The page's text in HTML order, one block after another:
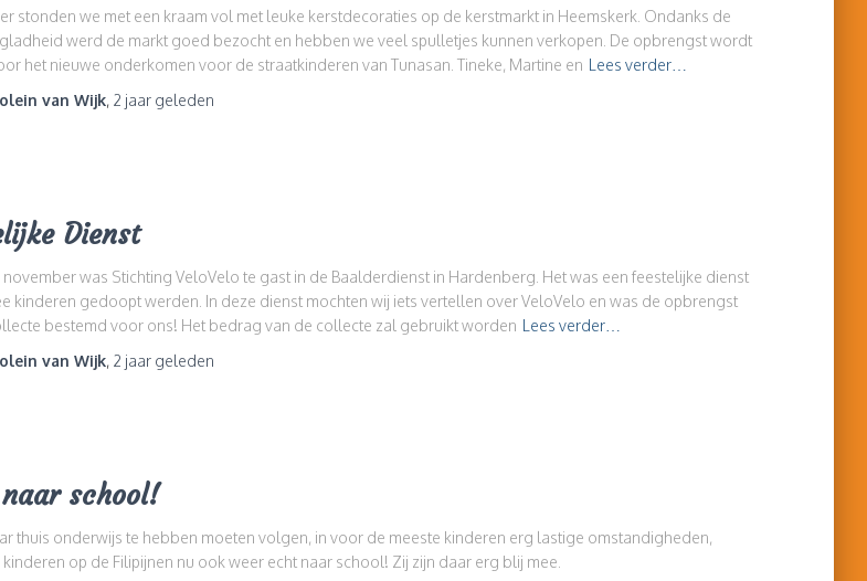
stonden we met een kraam vol met leuke kerstdecoraties op de kerstmarkt in Heemskerk. Ondanks de
werd de markt goed bezocht en hebben we veel spulletjes kunnen verkopen. De opbrengst wordt
het nieuwe onderkomen voor de straatkinderen van Tunasan. Tineke, Martine en Lees verder…
van Wijk, 2 jaar geleden
Dienst
november was Stichting VeloVelo te gast in de Baalderdienst in Hardenberg. Het was een feestelijke dienst
kinderen gedoopt werden. In deze dienst mochten wij iets vertellen over VeloVelo en was de opbrengst
bestemd voor ons! Het bedrag van de collecte zal gebruikt worden Lees verder…
van Wijk, 2 jaar geleden
naar school!
thuis onderwijs te hebben moeten volgen, in voor de meeste kinderen erg lastige omstandigheden,
op de Filipijnen nu ook weer echt naar school! Zij zijn daar erg blij mee.